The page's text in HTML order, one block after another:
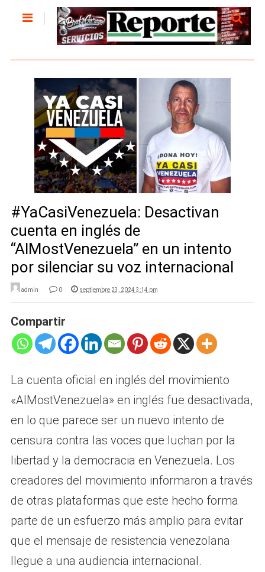
#YaCasiVenezuela: Desactivan
cuenta en inglés de
“AlMostVenezuela” en un intento
por silenciar su voz internacional
admin 0 septiembre 23, 2024 3:14 pm
Compartir
La cuenta oficial en inglés del movimiento
«AlMostVenezuela» en inglés fue desactivada,
en lo que parece ser un nuevo intento de
censura contra las voces que luchan por la
libertad y la democracia en Venezuela. Los
creadores del movimiento informaron a través
de otras plataformas que este hecho forma
parte de un esfuerzo más amplio para evitar
que el mensaje de resistencia venezolana
llegue a una audiencia internacional.